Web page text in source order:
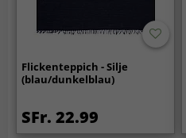
Flickenteppich - Silje
(blau/dunkelblau)
SFr. 22.99